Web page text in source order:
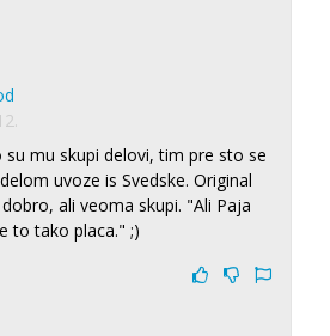
su mu skupi delovi, tim pre sto se
uvoze is Svedske. Original
ali veoma skupi. "Ali Paja
to tako placa." ;)